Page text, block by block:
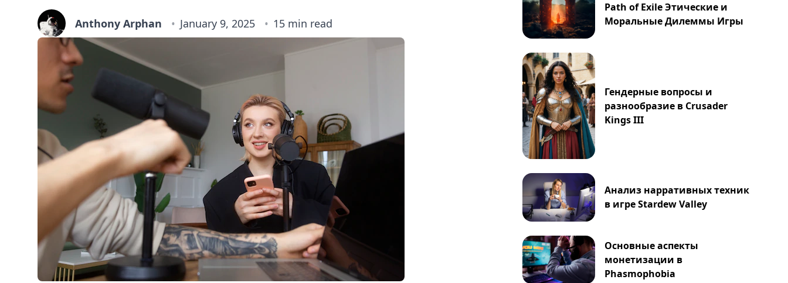
Anthony Arphan January 9, 2025 15 min read
Path of Exile Этические и
Моральные Дилеммы Игры
Гендерные вопросы и
разнообразие в Crusader
Kings III
Анализ нарративных техник
в игре Stardew Valley
Основные аспекты
монетизации в
Phasmophobia